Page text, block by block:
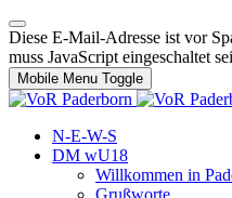
Diese E-Mail-Adresse ist vor
muss JavaScript eingeschaltet
Mobile Menu Toggle
N-E-W-S
DM wU18
Willkommen in
Grußworte